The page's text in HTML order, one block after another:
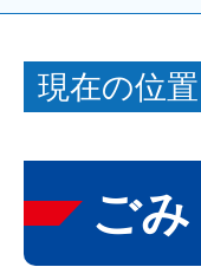
現在の位置
ご